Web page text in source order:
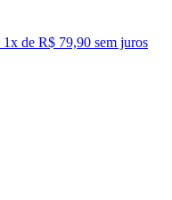
1x de R$ 79,90 sem juros